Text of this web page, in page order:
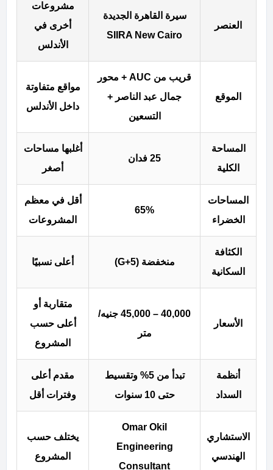
العنصر
سيرة القاهرة الجديدة
SIIRA New Cairo
مشروعات
أخرى في
الأندلس
الموقع
قريب من AUC + محور
جمال عبد الناصر +
التسعين
مواقع متفاوتة
داخل الأندلس
المساحة
الكلية
25 فدان
أغلبها مساحات
أصغر
المساحات
الخضراء
65%
أقل في معظم
المشروعات
الكثافة
السكانية
منخفضة (G+5) أعلى نسبيًا
الأسعار
40,000 – 45,000 جنيه/
متر
متقاربة أو
أعلى حسب
المشروع
أنظمة
السداد
تبدأ من 5% وتقسيط
حتى 10 سنوات
مقدم أعلى
وفترات أقل
الاستشاري
الهندسي
Omar Okil
Engineering
Consultant
يختلف حسب
المشروع